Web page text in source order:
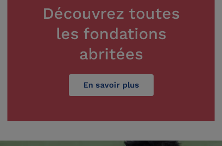
Découvrez toutes
les fondations
abritées
En savoir plus